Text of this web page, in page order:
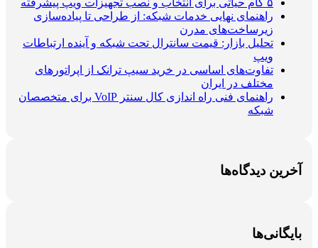
۵ گام حیاتی برای انتخاب و نصب تجهیزات ویپ پیشرفته
راهنمای نهایی خدمات شبکه: از طراحی تا پیاده‌سازی
زیرساخت‌های مدرن
تحلیل بازار: قیمت سانترال تحت شبکه و آینده ارتباطات
ویپ
تفاوت‌های اساسی در خرید سیپ ترانک از اپراتورهای
مختلف در ایران
راهنمای فنی راه اندازی کال سنتر VoIP برای متخصصان
شبکه
آخرین دیدگاه‌ها
بایگانی‌ها